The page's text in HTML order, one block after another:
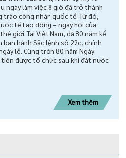
ngày làm việc 8 giờ đã trở thành
trào công nhân quốc tế. Từ đó,
tế Lao động – ngày hội của
giới. Tại Việt Nam, đã 80 năm kể
ban hành Sắc lệnh số 22c, chính
lễ. Cũng tròn 80 năm Ngày
được tổ chức sau khi đất nước
Xem thêm